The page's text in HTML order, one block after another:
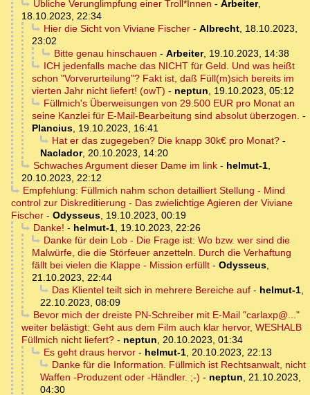
Übliche Verunglimpfung einer Troll*Innen - Arbeiter,
18.10.2023, 22:34
Hier die Sicht von Viviane Fischer- Albrecht, 18.10.2023,
23:02
Bitte genau hinschauen - Arbeiter, 19.10.2023, 14:38
ICH jedenfalls mache das NICHT für Geld. Und was heißt
schon "Vorverurteilung"? Fakt ist, daß Füll(m)sich bereits im
vierten Jahr nicht liefert! (owT) - neptun, 19.10.2023, 05:12
Füllmich's Überweisungen von 29.500 EUR pro Monat an
seine Kanzlei für E-Mail-Bearbeitung sind absolut überzogen. -
Plancius, 19.10.2023, 16:41
Hat er das zugegeben? Die knapp 30k€ pro Monat?-
Naclador, 20.10.2023, 14:20
Schwaches Argument dieser Dame im link- helmut-1,
20.10.2023, 22:12
Empfehlung: Füllmich nahm schon detailliert Stellung - Mind
control zur Diskreditierung - Das zwielichtige Agieren der Viviane
Fischer - Odysseus, 19.10.2023, 00:19
Danke! - helmut-1, 19.10.2023, 22:26
Danke für dein Lob - Die Frage ist: Wo bzw. wer sind die
Malwürfe, die die Störfeuer anzetteln. Durch die Verhaftung
fällt bei vielen die Klappe - Mission erfüllt - Odysseus,
21.10.2023, 22:44
Das Klientel teilt sich in mehrere Bereiche auf- helmut-1,
22.10.2023, 08:09
Bevor mich der dreiste PN-Schreiber mit E-Mail "carlaxp@..."
weiter belästigt: Geht aus dem Film auch klar hervor, WESHALB
Füllmich nicht liefert? - neptun, 20.10.2023, 01:34
Es geht draus hervor- helmut-1, 20.10.2023, 22:13
Danke für die Information. Füllmich ist Rechtsanwalt, nicht
Waffen -Produzent oder -Händler. ;-) - neptun, 21.10.2023,
04:30